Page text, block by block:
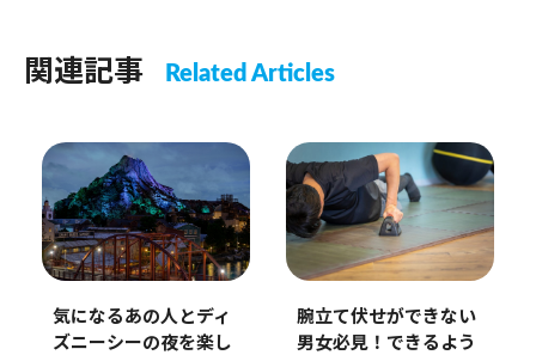
関連記事 Related Articles
気になるあの人とディ
ズニーシーの夜を楽し
腕立て伏せができない
男女必見！できるよう